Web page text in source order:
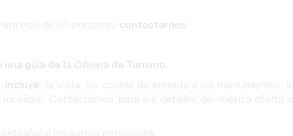
más de 50 personas, contactarnos
guía de la Oficina de Turismo.
incluye:
la visita, los costes de entrada a los monumentos,
Contactarnos para los detalles de nuestra oferta
y los gastos personales.